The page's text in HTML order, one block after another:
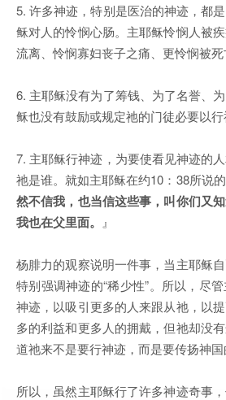
5. 许多神迹，特别是医治的神迹，都
稣对人的怜悯心肠。主耶稣怜悯人被
流离、怜悯寡妇丧子之痛、更怜悯被死
6. 主耶稣没有为了筹钱、为了名誉、
稣也没有鼓励或规定祂的门徒必要以行
7. 主耶稣行神迹，为要使看见神迹的
祂是谁。就如主耶稣在约10：38所说
然不信我，也当信这些事，叫你们又
我也在父里面。
』
杨腓力的观察说明一件事，当主耶稣
特别强调神迹的“稀少性”。所以，尽
神迹，以吸引更多的人来跟从祂，以
多的利益和更多人的拥戴，但祂却没
道祂来不是要行神迹，而是要传扬神国
所以，虽然主耶稣行了许多神迹奇事